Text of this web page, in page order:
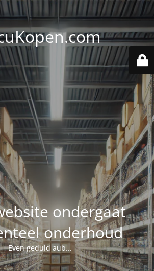
ondergaat
onderhoud
Even geduld aub...